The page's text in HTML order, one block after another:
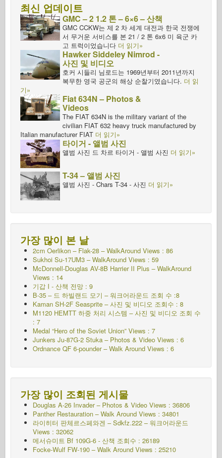
최신 업데이트
GMC – 2 1.2 톤 – 6×6 – 산책
GMC CCKW는 제 2 차 세계 대전과 한국 전쟁에
서 무거운 서비스를 본 21 / 2 톤 6x6 미 육군 카
고 트럭이었습니다 더 읽기»
Hawker Siddeley Nimrod -
사진 및 비디오
호커 시들리 님로드는 1969년부터 2011년까지
복무한 영국 공군의 해상 순찰기였습니다. 더 읽
기»
Fiat 634N – Photos &
Videos
The FIAT 634N is the military variant of the
civilian FIAT 632 heavy truck manufactured by
Italian manufacturer FIAT 더 읽기»
타이거 - 앨범 사진
앨범 사진 드 차르 타이거 - 앨범 사진 더 읽기»
T-34 – 앨범 사진
앨범 사진 - Chars T-34 - 사진 더 읽기»
가장 많이 본 날
2cm Oerlikon – Flak-28 – WalkAround Views : 86
Sukhoi Su-17UM3 – WalkAround Views : 59
McDonnell-Douglas AV-8B Harrier II Plus – WalkAround
Views : 14
기갑 I - 산책 전망 : 9
B-35 – 드 하빌랜드 모기 – 워크어라운드 조회 수 :8
Kaman SH-2F Seasprite – 사진 및 비디오 조회수 : 8
M1120 HEMTT 하중 처리 시스템 – 사진 및 비디오 조회 수
: 7
Medal “Hero of the Soviet Union” Views : 7
Junkers Ju-87G-2 Stuka – Photos & Video Views : 6
Ordnance QF 6-pounder – Walk Around Views : 6
가장 많이 조회된 게시물
Douglas A-26 Invader – Photos & Video Views : 36806
Panther Restauration – Walk Around Views : 34801
라이히터 판체르스페와겐 – Sdkfz.222 – 워크어라운드
Views : 32062
메서슈미트 Bf 109G-6 - 산책 조회수 : 26189
Focke-Wulf FW-190 – Walk Around Views : 25210